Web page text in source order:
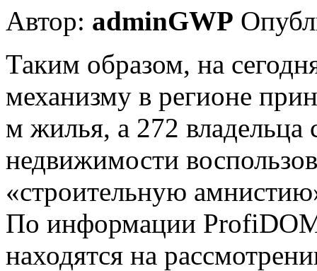
Автор: adminGWP
Таким образом, на
механизму в регионе
м жилья, а 272 владельца
недвижимости
«строительную
По информации
находятся на